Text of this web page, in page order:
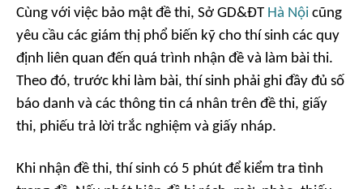
Cùng với việc bảo mật đề thi, Sở GD&ĐT Hà Nội cũng
yêu cầu các giám thị phổ biến kỹ cho thí sinh các quy
định liên quan đến quá trình nhận đề và làm bài thi.
Theo đó, trước khi làm bài, thí sinh phải ghi đầy đủ số
báo danh và các thông tin cá nhân trên đề thi, giấy
thi, phiếu trả lời trắc nghiệm và giấy nháp.
Khi nhận đề thi, thí sinh có 5 phút để kiểm tra tình